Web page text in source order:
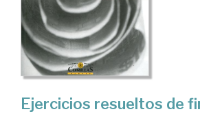
Ejercicios resueltos de